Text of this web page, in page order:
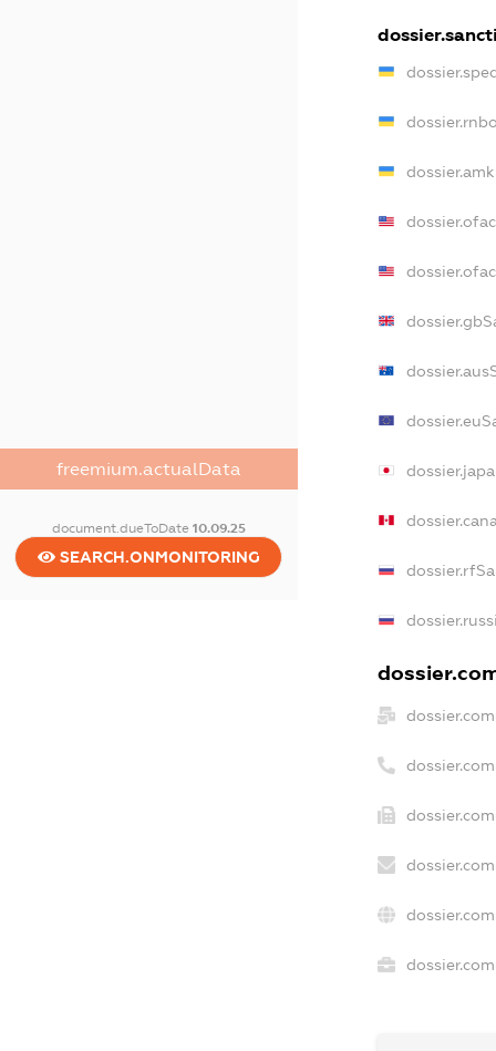
freemium.actualData
document.dueToDate 10.09.25
SEARCH.ONMONITORING